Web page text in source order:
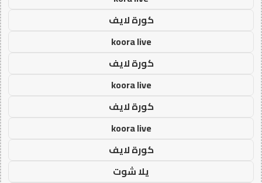
كورة لايف
koora live
كورة لايف
koora live
كورة لايف
koora live
كورة لايف
يلا شوت